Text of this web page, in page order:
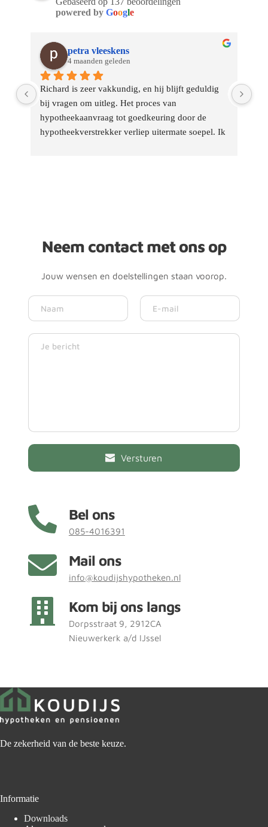
powered by Google
L M
5 maanden geleden
Richard heeft me geweldig geholpen bij de
financiering van mijn eerste huis! Ik zou hem van
harte aanbevelen.
Bel ons
085-4016391
Mail ons
info@koudijshypotheken.nl
Kom bij ons langs
Dorpsstraat 9, 2912CA
Nieuwerkerk a/d IJssel
Neem contact met ons op
Jouw wensen en doelstellingen staan voorop.
Versturen
De zekerheid van de beste keuze.
Informatie
Downloads